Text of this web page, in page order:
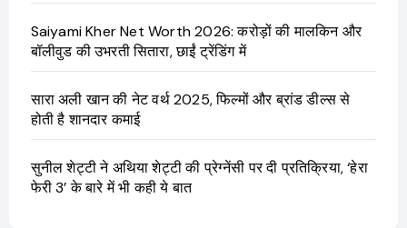
Saiyami Kher Net Worth 2026: करोड़ों की मालकिन और
बॉलीवुड की उभरती सितारा, छाईं ट्रेंडिंग में
सारा अली खान की नेट वर्थ 2025, फिल्मों और ब्रांड डील्स से
होती है शानदार कमाई
सुनील शेट्टी ने अथिया शेट्टी की प्रेग्नेंसी पर दी प्रतिक्रिया, ‘हेरा
फेरी 3’ के बारे में भी कही ये बात